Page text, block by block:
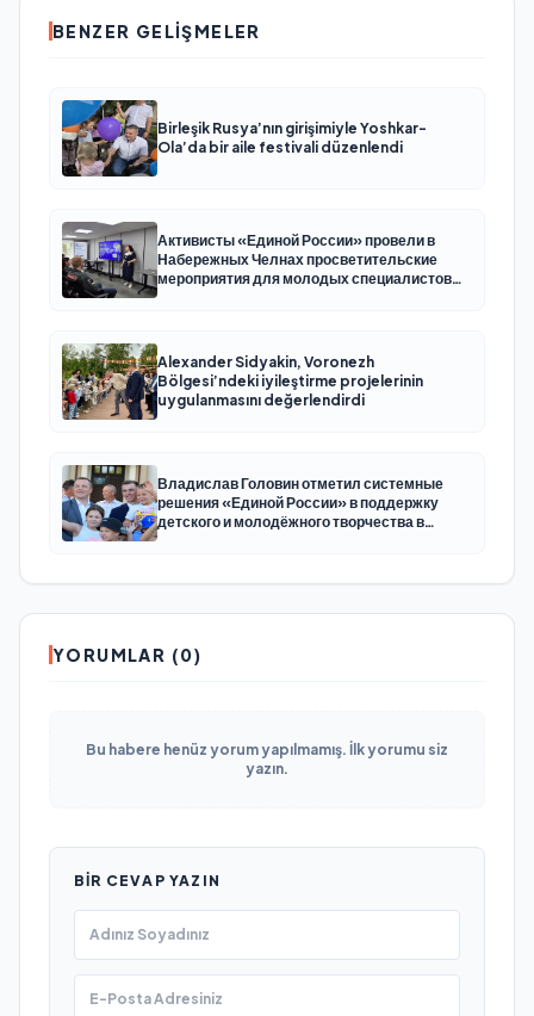
BENZER GELIŞMELER
Birleşik Rusya’nın girişimiyle Yoshkar-
Ola’da bir aile festivali düzenlendi
Активисты «Единой России» провели в
Набережных Челнах просветительские
мероприятия для молодых специалистов
Alexander Sidyakin, Voronezh
Bölgesi’ndeki iyileştirme projelerinin
uygulanmasını değerlendirdi
Владислав Головин отметил системные
решения «Единой России» в поддержку
детского и молодёжного творчества в
YORUMLAR (0)
Bu habere henüz yorum yapılmamış. İlk yorumu siz
yazın.
BIR CEVAP YAZIN